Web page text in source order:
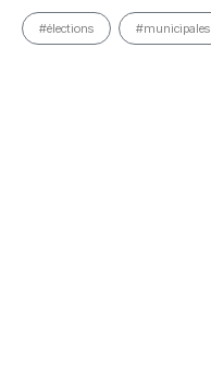
#élections #municipales